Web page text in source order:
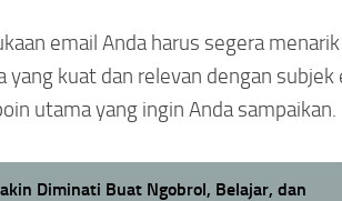
email Anda harus segera
kuat dan relevan dengan subjek
utama yang ingin Anda sampaikan.
Diminati Buat Ngobrol, Belajar, dan